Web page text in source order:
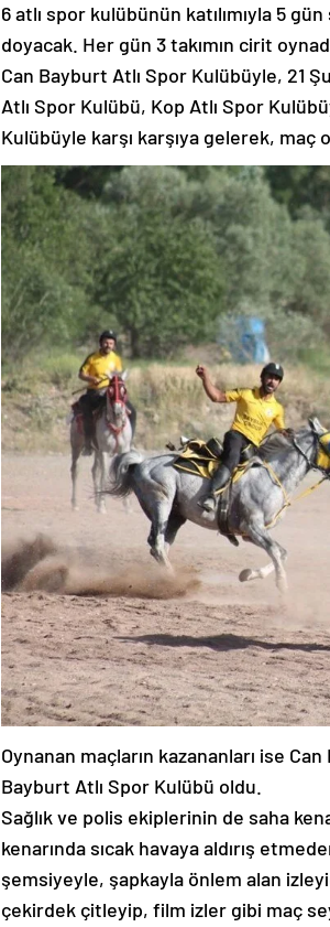
6 atlı spor kulübünün katılımıyla 5
doyacak. Her gün 3 takımın cirit
Can Bayburt Atlı Spor Kulübüyle, 21
Atlı Spor Kulübü, Kop Atlı Spor
Kulübüyle karşı karşıya gelerek, maç
Oynanan maçların kazananları ise
Bayburt Atlı Spor Kulübü oldu.
Sağlık ve polis ekiplerinin de saha
kenarında sıcak havaya aldırış
şemsiyeyle, şapkayla önlem alan
çekirdek çitleyip, film izler gibi maç